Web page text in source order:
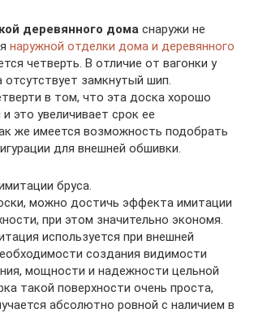
деревянного дома снаружи не
наружной отделки дома и деревянного
четверть. В отличие от вагонки у
отсутствует замкнутый шип.
в том, что эта доска хорошо
это увеличивает срок ее
же имеется возможность подобрать
для внешней обшивки.
бруса.
можно достичь эффекта имитации
при этом значительно экономя.
используется при внешней
создания видимости
мощности и надежности цельной
такой поверхности очень проста,
абсолютно ровной с наличием в